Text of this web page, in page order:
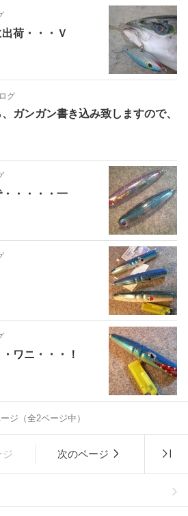
荷・・・Ｖ
グ
ガンガン書き込み致しますので、
・・・・一
ワニ・・・！
ジ（全2ページ中）
ジ 次のページ